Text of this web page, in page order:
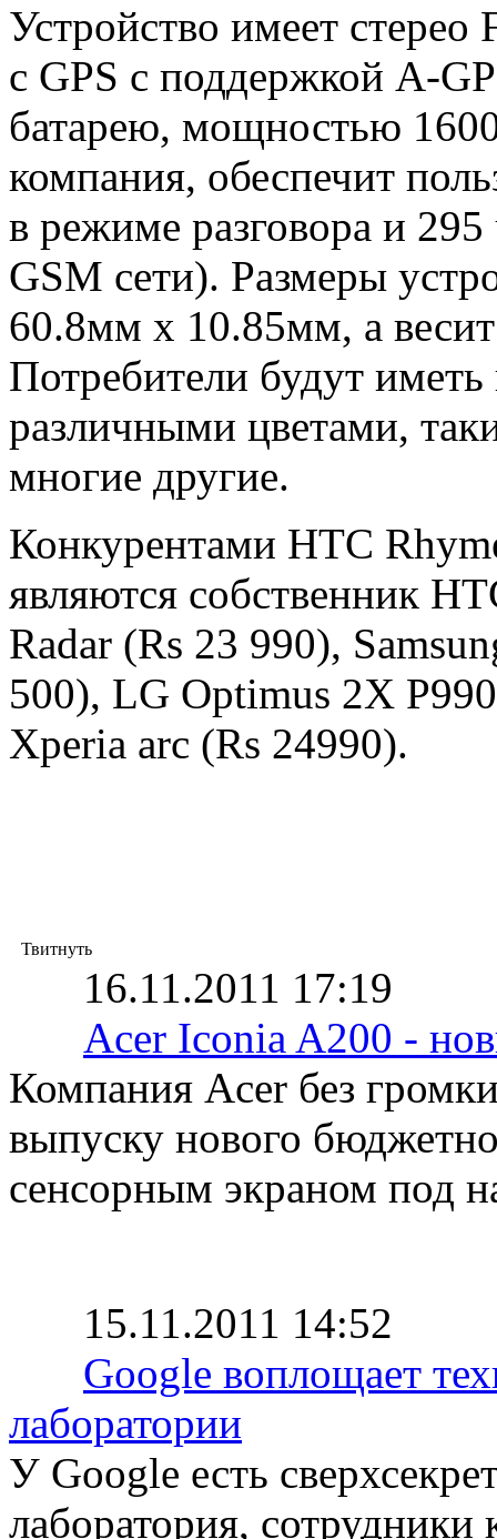
Устройство имеет стерео
с GPS с поддержкой A-
батарею, мощностью
компания, обеспечит
в режиме разговора и
GSM сети). Размеры
60.8мм х 10.85мм, а
Потребители будут
различными цветами,
многие другие.
Конкурентами HTC
являются собственник
Radar (Rs 23 990),
500), LG Optimus 2X
Xperia arc (Rs 24990).
Твитнуть
16.11.2011 17:19
Acer Iconia A200 -
Компания Acer без
выпуску нового
сенсорным экраном под
15.11.2011 14:52
Google воплощает
лаборатории
У Google есть
лаборатория, сотрудники